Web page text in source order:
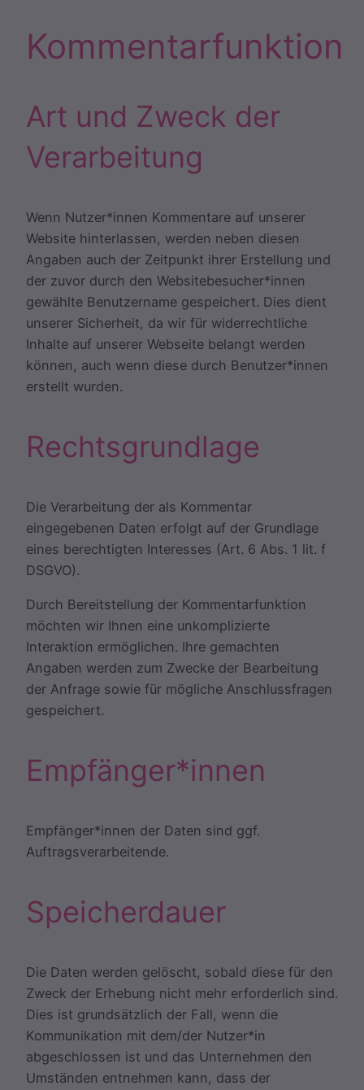
Kommentarfunktion
Art und Zweck der
Verarbeitung
Wenn Nutzer*innen Kommentare auf unserer
Website hinterlassen, werden neben diesen
Angaben auch der Zeitpunkt ihrer Erstellung und
der zuvor durch den Websitebesucher*innen
gewählte Benutzername gespeichert. Dies dient
unserer Sicherheit, da wir für widerrechtliche
Inhalte auf unserer Webseite belangt werden
können, auch wenn diese durch Benutzer*innen
erstellt wurden.
Rechtsgrundlage
Die Verarbeitung der als Kommentar
eingegebenen Daten erfolgt auf der Grundlage
eines berechtigten Interesses (Art. 6 Abs. 1 lit. f
DSGVO).
Durch Bereitstellung der Kommentarfunktion
möchten wir Ihnen eine unkomplizierte
Interaktion ermöglichen. Ihre gemachten
Angaben werden zum Zwecke der Bearbeitung
der Anfrage sowie für mögliche Anschlussfragen
gespeichert.
Empfänger*innen
Empfänger*innen der Daten sind ggf.
Auftragsverarbeitende.
Speicherdauer
Die Daten werden gelöscht, sobald diese für den
Zweck der Erhebung nicht mehr erforderlich sind.
Dies ist grundsätzlich der Fall, wenn die
Kommunikation mit dem/der Nutzer*in
abgeschlossen ist und das Unternehmen den
Umständen entnehmen kann, dass der